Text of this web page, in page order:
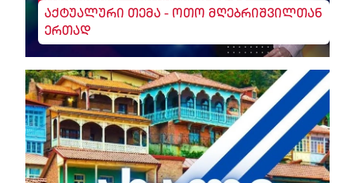
აქტუალური თემა - ოთო მღებრიშვილთან
ერთად